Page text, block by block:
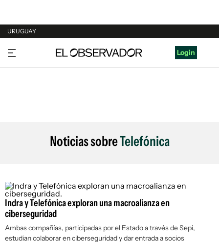
URUGUAY
URUGUAY
ARGENTINA
Login
Noticias sobreTelefónica
Indra y Telefónica exploran una macroalianza en
ciberseguridad
Ambas compañías, participadas por el Estado a través de Sepi,
estudian colaborar en ciberseguridad y dar entrada a socios